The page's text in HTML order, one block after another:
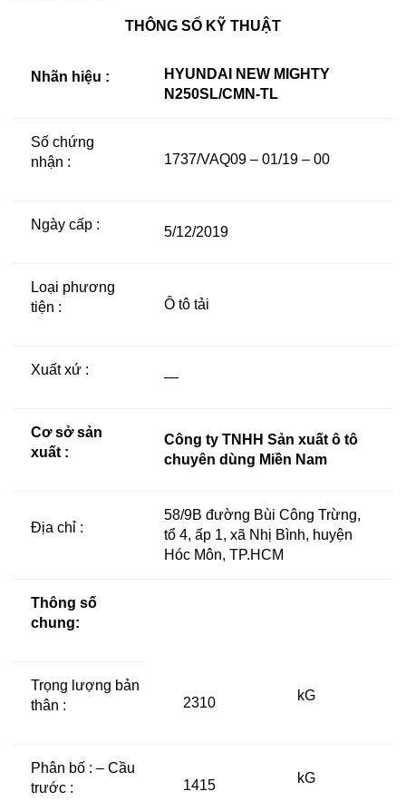
THÔNG SỐ KỸ THUẬT
Nhãn hiệu :
HYUNDAI NEW MIGHTY
N250SL/CMN-TL
Số chứng
nhận :
1737/VAQ09 – 01/19 – 00
Ngày cấp : 5/12/2019
Loại phương
tiện :
Ô tô tải
Xuất xứ : —
Cơ sở sản
xuất :
Công ty TNHH Sản xuất ô tô
chuyên dùng Miền Nam
Địa chỉ :
58/9B đường Bùi Công Trừng,
tổ 4, ấp 1, xã Nhị Bình, huyện
Hóc Môn, TP.HCM
Thông số
chung:
Trọng lượng bản
thân :
2310 kG
Phân bố : – Cầu
trước :
1415 kG